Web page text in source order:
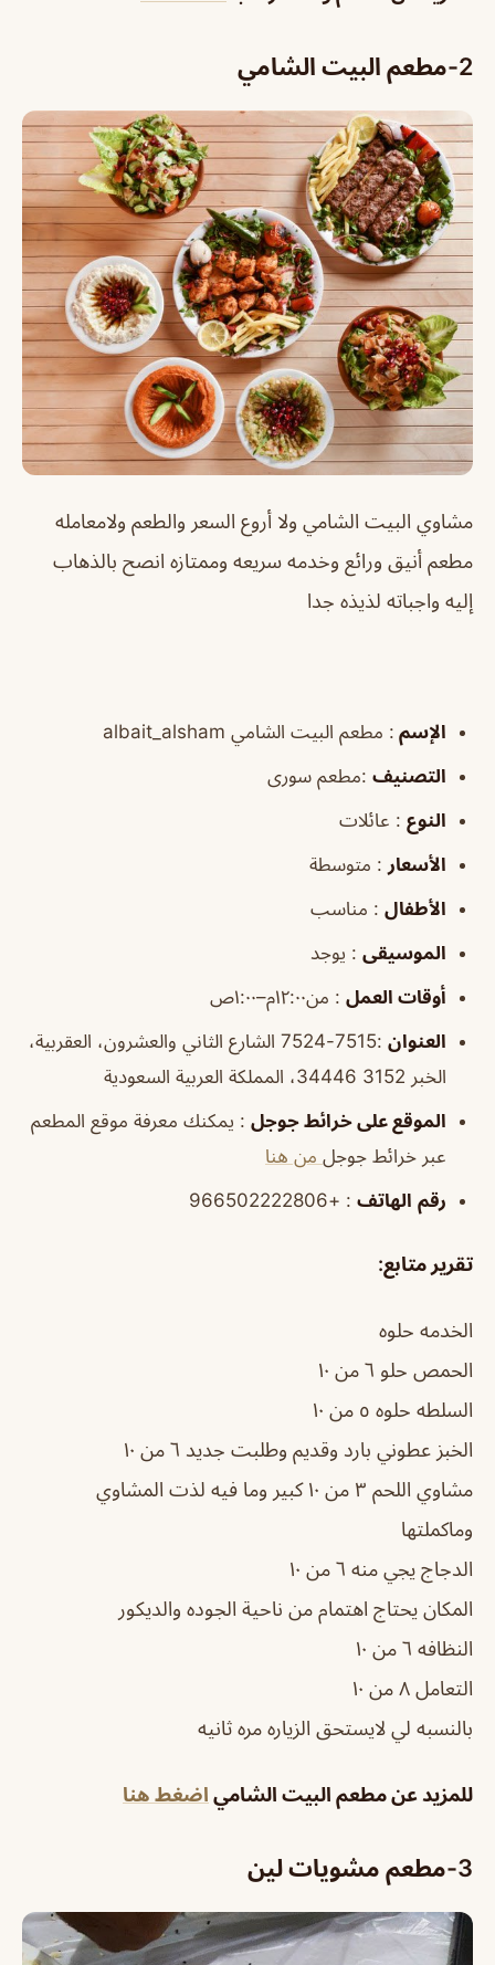
2-مطعم البيت الشامي
مشاوي البيت الشامي ولا أروع السعر والطعم ولامعامله
مطعم أنيق ورائع وخدمه سريعه وممتازه انصح بالذهاب
إليه واجباته لذيذه جدا
الإسم : مطعم البيت الشامي albait_alsham
التصنيف :مطعم سورى
النوع : عائلات
الأسعار : متوسطة
الأطفال : مناسب
الموسيقى : يوجد
أوقات العمل : من١٢:٠٠م–١:٠٠ص
العنوان
:7515-7524 الشارع الثاني والعشرون، العقربية،
الخبر 34446 3152، المملكة العربية السعودية
الموقع على خرائط جوجل : يمكنك معرفة موقع المطعم
عبر خرائط جوجل من هنا
رقم الهاتف : +966502222806
تقرير متابع:
الخدمه حلوه
الحمص حلو ٦ من ١٠
السلطه حلوه ٥ من ١٠
الخبز عطوني بارد وقديم وطلبت جديد ٦ من ١٠
مشاوي اللحم ٣ من ١٠ كبير وما فيه لذت المشاوي
وماكملتها
الدجاج يجي منه ٦ من ١٠
المكان يحتاج اهتمام من ناحية الجوده والديكور
النظافه ٦ من ١٠
التعامل ٨ من ١٠
بالنسبه لي لايستحق الزياره مره ثانيه
للمزيد عن مطعم البيت الشامي اضغط هنا
3- مطعم مشويات لين